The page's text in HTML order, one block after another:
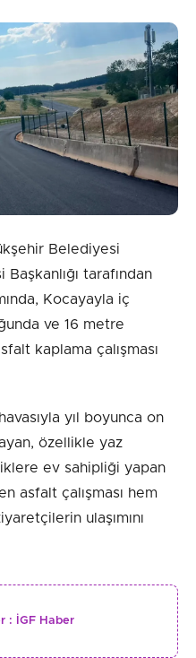
Belediyesi
tarafından
Kocayayla iç
ve 16 metre
kaplama çalışması
yıl boyunca on
özellikle yaz
ev sahipliği yapan
asfalt çalışması hem
ulaşımını
: İGF Haber